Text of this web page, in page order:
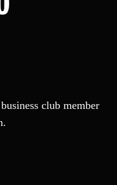
club member